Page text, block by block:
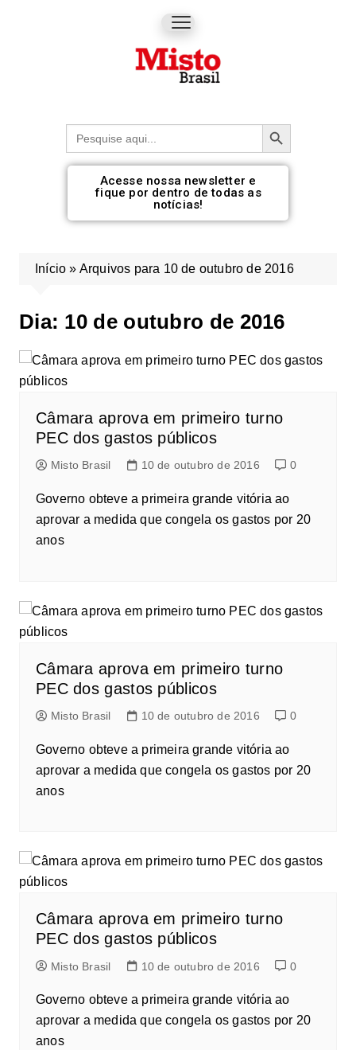
Procurar: Botão de pesquisa
Acesse nossa newsletter e
fique por dentro de todas as
notícias!
Início » Arquivos para 10 de outubro de 2016
Dia: 10 de outubro de 2016
Câmara aprova em primeiro turno
PEC dos gastos públicos
Misto Brasil 10 de outubro de 2016 0
Governo obteve a primeira grande vitória ao
aprovar a medida que congela os gastos por 20
anos
Câmara aprova em primeiro turno
PEC dos gastos públicos
Misto Brasil 10 de outubro de 2016 0
Governo obteve a primeira grande vitória ao
aprovar a medida que congela os gastos por 20
anos
Câmara aprova em primeiro turno
PEC dos gastos públicos
Misto Brasil 10 de outubro de 2016 0
Governo obteve a primeira grande vitória ao
aprovar a medida que congela os gastos por 20
anos